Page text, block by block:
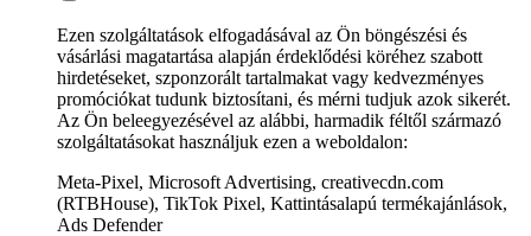
Ezen szolgáltatások elfogadásával az Ön böngészési és
vásárlási magatartása alapján érdeklődési köréhez szabott
hirdetéseket, szponzorált tartalmakat vagy kedvezményes
promóciókat tudunk biztosítani, és mérni tudjuk azok sikerét.
Az Ön beleegyezésével az alábbi, harmadik féltől származó
szolgáltatásokat használjuk ezen a weboldalon:
Meta-Pixel, Microsoft Advertising, creativecdn.com
(RTBHouse), TikTok Pixel, Kattintásalapú termékajánlások,
Ads Defender